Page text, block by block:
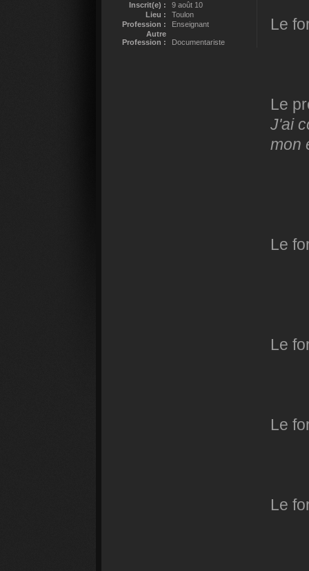
Inscrit(e) :
9 août 10
Lieu :
Toulon
Profession :
Enseignant
Autre
Profession :
Documentariste
Le
Le
J'ai
mon
Le
Le
Le
Le